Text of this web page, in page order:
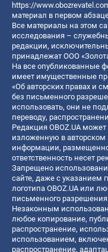
https://
материал в первом
Все материалы на этом
исследования –
редакции,
принадлежат ООО
На все опубликованные
имеет имущественные
«Об авторских правах и
без письменного
использовать, они не
переводу,
Редакция OBOZ.UA
изложенную в авторском
информации,
ответственность несет
Запрещено
сайте, даже с указанием
логотипа OBOZ.UA или
письменного
Незаконным
любое копирование,
распространение,
использованием,
распространение,